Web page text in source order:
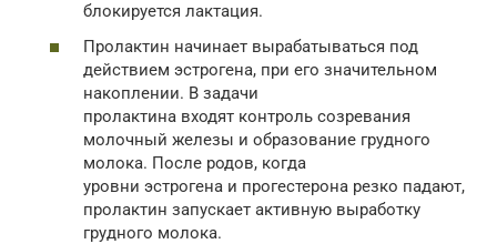
блокируется лактация.
Пролактин начинает вырабатываться под
действием эстрогена, при его значительном
накоплении. В задачи
пролактина входят контроль созревания
молочный железы и образование грудного
молока. После родов, когда
уровни эстрогена и прогестерона резко падают,
пролактин запускает активную выработку
грудного молока.